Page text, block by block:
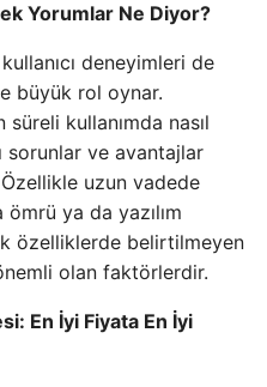
Yorumlar Ne Diyor?
deneyimleri de
büyük rol oynar.
süreli kullanımda nasıl
sorunlar ve avantajlar
uzun vadede
ya da yazılım
özelliklerde belirtilmeyen
olan faktörlerdir.
En İyi Fiyata En İyi